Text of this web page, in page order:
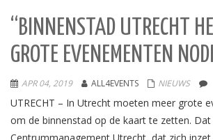
“BINNENSTAD UTRECHT
GROTE EVENEMENTEN
APR 04, 2019 ALL4EVENTS NIEUWS
UTRECHT – In Utrecht moeten meer grote
om de binnenstad op de kaart te zetten.